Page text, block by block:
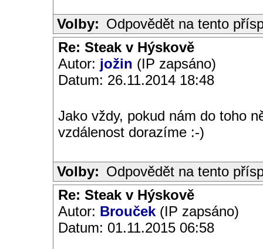
Volby: Odpovědět na tento
Re: Steak v Hýskově
Autor: jožin (IP zapsáno)
Datum: 26.11.2014 18:48
Jako vždy, pokud nám do toho
vzdálenost dorazíme :-)
Volby: Odpovědět na tento
Re: Steak v Hýskově
Autor: Brouček (IP zapsáno)
Datum: 01.11.2015 06:58